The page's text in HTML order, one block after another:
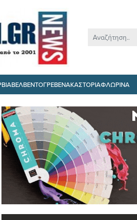
ΒΕΛΒΕΝΤΟΓΡΕΒΕΝΑΚΑΣΤΟΡΙΑΦΛΩΡΙΝΑ